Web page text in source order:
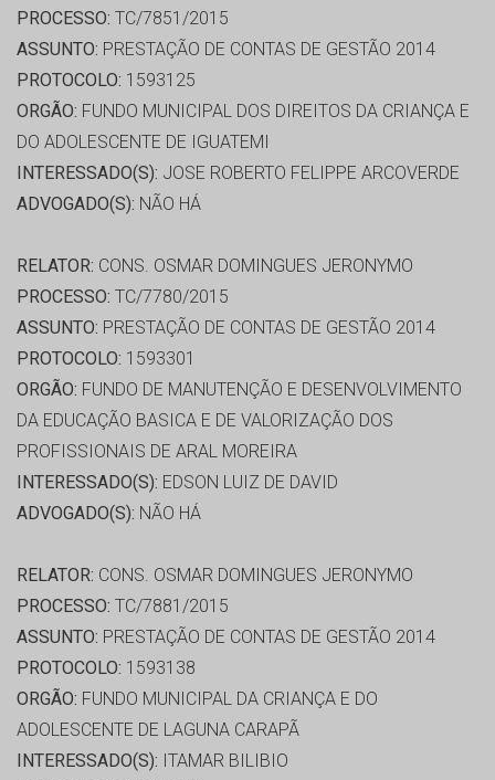
PROCESSO: TC/7851/2015
ASSUNTO: PRESTAÇÃO DE CONTAS DE GESTÃO 2014
PROTOCOLO: 1593125
ORGÃO: FUNDO MUNICIPAL DOS DIREITOS DA CRIANÇA E
DO ADOLESCENTE DE IGUATEMI
INTERESSADO(S): JOSE ROBERTO FELIPPE ARCOVERDE
ADVOGADO(S): NÃO HÁ
RELATOR: CONS. OSMAR DOMINGUES JERONYMO
PROCESSO: TC/7780/2015
ASSUNTO: PRESTAÇÃO DE CONTAS DE GESTÃO 2014
PROTOCOLO: 1593301
ORGÃO: FUNDO DE MANUTENÇÃO E DESENVOLVIMENTO
DA EDUCAÇÃO BASICA E DE VALORIZAÇÃO DOS
PROFISSIONAIS DE ARAL MOREIRA
INTERESSADO(S): EDSON LUIZ DE DAVID
ADVOGADO(S): NÃO HÁ
RELATOR: CONS. OSMAR DOMINGUES JERONYMO
PROCESSO: TC/7881/2015
ASSUNTO: PRESTAÇÃO DE CONTAS DE GESTÃO 2014
PROTOCOLO: 1593138
ORGÃO: FUNDO MUNICIPAL DA CRIANÇA E DO
ADOLESCENTE DE LAGUNA CARAPÃ
INTERESSADO(S): ITAMAR BILIBIO